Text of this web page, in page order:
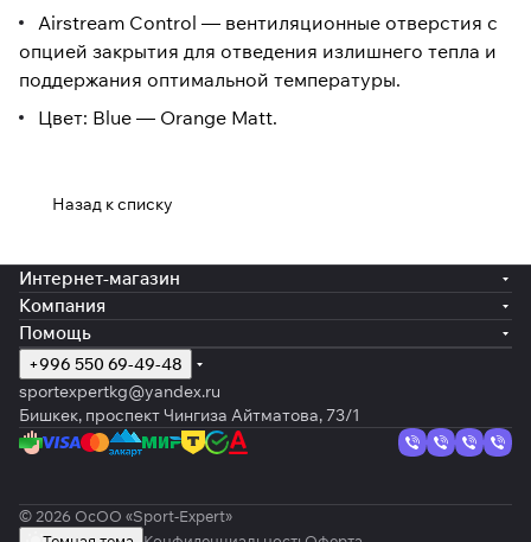
Airstream Control — вентиляционные отверстия c
опцией закрытия для отведения излишнего тепла и
поддержания оптимальной температуры.
Цвет: Blue — Orange Matt.
Назад к списку
Интернет-магазин
Компания
Помощь
+996 550 69-49-48
sportexpertkg@yandex.ru
Бишкек, проспект Чингиза Айтматова, 73/1
© 2026 ОсОО «Sport-Expert»